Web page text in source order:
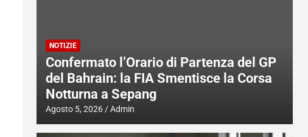
NOTIZIE
Confermato l’Orario di Partenza del GP
del Bahrain: la FIA Smentisce la Corsa
Notturna a Sepang
Agosto 5, 2026 Admin